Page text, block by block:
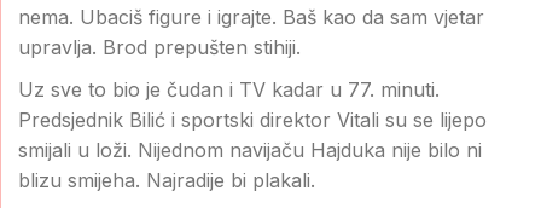
nema. Ubaciš figure i igrajte. Baš kao da sam vjetar
upravlja. Brod prepušten stihiji.
Uz sve to bio je čudan i TV kadar u 77. minuti.
Predsjednik Bilić i sportski direktor Vitali su se lijepo
smijali u loži. Nijednom navijaču Hajduka nije bilo ni
blizu smijeha. Najradije bi plakali.